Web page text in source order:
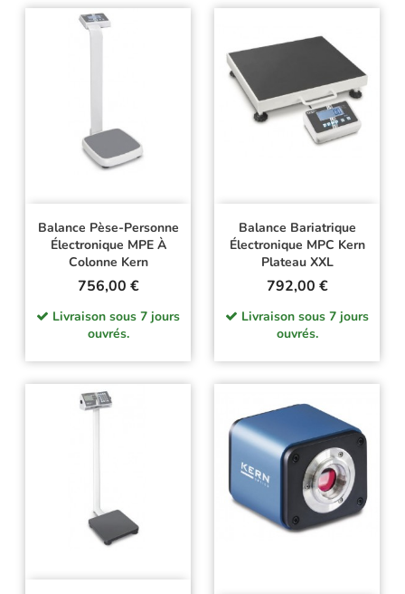
Balance Pèse-Personne
Électronique MPE À
Colonne Kern
Prix
756,00 €
Livraison sous 7 jours
ouvrés.
Balance Bariatrique
Électronique MPC Kern
Plateau XXL
Prix
792,00 €
Livraison sous 7 jours
ouvrés.